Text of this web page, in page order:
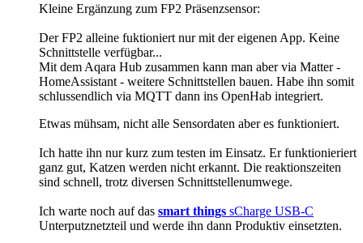
Kleine Ergänzung zum FP2 Präsenzsensor:
Der FP2 alleine fuktioniert nur mit der eigenen App. Keine
Schnittstelle verfügbar...
Mit dem Aqara Hub zusammen kann man aber via Matter -
HomeAssistant - weitere Schnittstellen bauen. Habe ihn somit
schlussendlich via MQTT dann ins OpenHab integriert.
Etwas mühsam, nicht alle Sensordaten aber es funktioniert.
Ich hatte ihn nur kurz zum testen im Einsatz. Er funktionieriert
ganz gut, Katzen werden nicht erkannt. Die reaktionszeiten
sind schnell, trotz diversen Schnittstellenumwege.
Ich warte noch auf das smart things sCharge USB-C
Unterputznetzteil und werde ihn dann Produktiv einsetzten.